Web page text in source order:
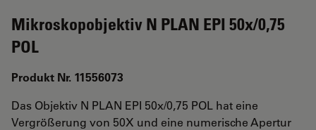
Mikroskopobjektiv N PLAN EPI 50x/0,75
POL
Produkt Nr. 11556073
Das Objektiv N PLAN EPI 50x/0,75 POL hat eine
Vergrößerung von 50X und eine numerische Apertur